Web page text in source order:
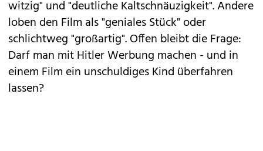
witzig" und "deutliche Kaltschnäuzigkeit". Andere
loben den Film als "geniales Stück" oder
schlichtweg "großartig". Offen bleibt die Frage:
Darf man mit Hitler Werbung machen - und in
einem Film ein unschuldiges Kind überfahren
lassen?